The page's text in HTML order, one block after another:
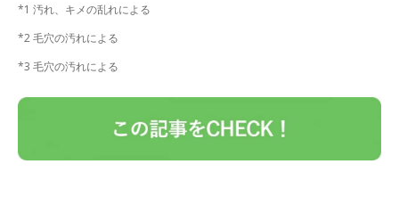
*1 汚れ、キメの乱れによる
*2 毛穴の汚れによる
*3 毛穴の汚れによる